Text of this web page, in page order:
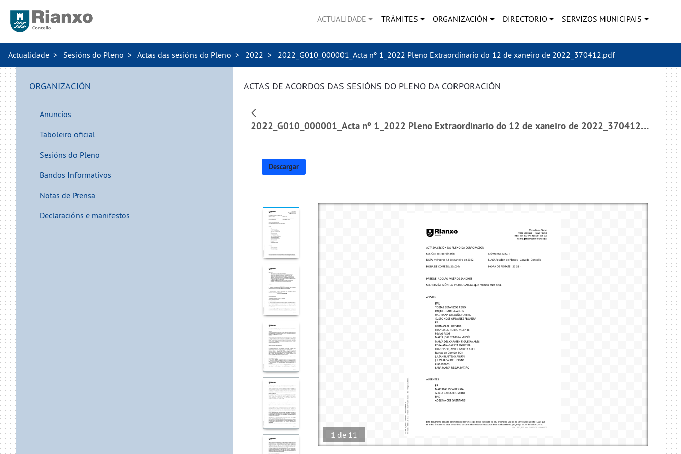
ACTUALIDADE TRÁMITES ORGANIZACIÓN DIRECTORIO SERVIZOS MUNICIPAIS
Actualidade Sesións do Pleno Actas das sesións do Pleno 2022 2022_G010_000001_Acta nº 1_2022 Pleno Extraordinario do 12 de xaneiro de 2022_370412.pdf
ORGANIZACIÓN
Anuncios
Taboleiro oficial
Sesións do Pleno
Bandos Informativos
Notas de Prensa
Declaracións e manifestos
ACTAS DE ACORDOS DAS SESIÓNS DO PLENO DA CORPORACIÓN
2022_G010_000001_Acta nº 1_2022 Pleno Extraordinario do 12 de xaneiro de 2022_370412.pdf
Descargar
1 de 11